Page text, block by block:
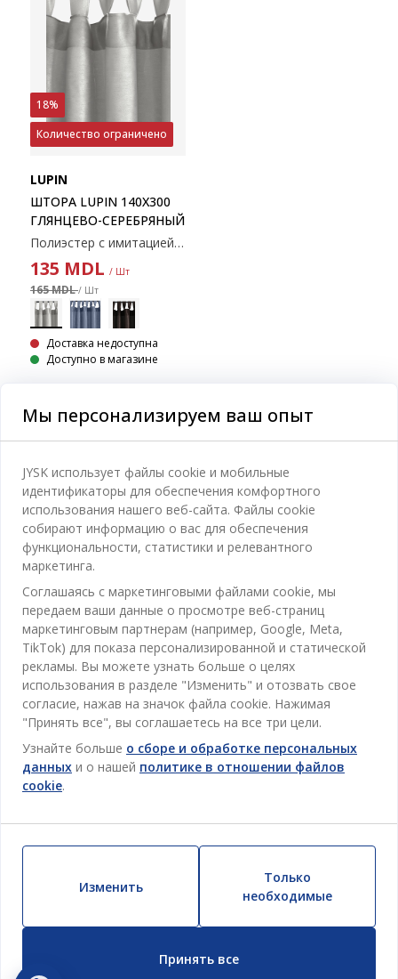
18%
Количество ограничено
LUPIN
ШТОРА LUPIN 140X300
ГЛЯНЦЕВО-СЕРЕБРЯНЫЙ
Полиэстер с имитацией шелка. С карманон для карниза и лентой для занавесок. 1 х 140 х 300 см
135 MDL / Шт
165 MDL/ Шт
Доставка недоступна
Доступно в магазине
Категории
Спальня
Ванная
Кабинет
Гостиная
Столовая
Хранение
Шторы
Для Сада
Товары для дома
Отдел обслуживания клиентов
Контакты службы поддержки клиентов
Магазины и часы работы
Акции
Пользовательское соглашение
Гарантия цены
Гарантия на продукт
Политика конфиденциальности
Скидочная карта
Преимущества для клиентов
Жалобы
JYSK
Про JYSK
JYSK.com
Пресса
Вакансии
Новостная рассылка
Вдохновение
Полезные ссылки
Устойчивое развитие
ОФИС
TAROL-DD S.R.L. ул.Юбилейная, 41A мун. Кишинёв,
Республика Молдова
JYSK BUSINESS TO BUSINESS (B2B)
Продажи и работа с юридическими лицами
Телефон: 060 531 531
E-mail: jysk@jysk.md
JYSK ОБСЛУЖИВАНИЕ КЛИЕНТОВ
Контактный центр для клиентов
Телефон: 022 022 030
Следите за Jysk
Мы персонализируем ваш опыт
JYSK использует файлы cookie и мобильные
идентификаторы для обеспечения комфортного
использования нашего веб-сайта. Файлы cookie
собирают информацию о вас для обеспечения
функциональности, статистики и релевантного
маркетинга.
Соглашаясь с маркетинговыми файлами cookie, мы
передаем ваши данные о просмотре веб-страниц
маркетинговым партнерам (например, Google, Meta,
TikTok) для показа персонализированной и статической
рекламы. Вы можете узнать больше о целях
использования в разделе "Изменить" и отозвать свое
согласие, нажав на значок файла cookie. Нажимая
"Принять все", вы соглашаетесь на все три цели.
Узнайте больше о сборе и обработке персональных
данных и о нашей политике в отношении файлов
cookie.
Изменить
Только
необходимые
Принять все